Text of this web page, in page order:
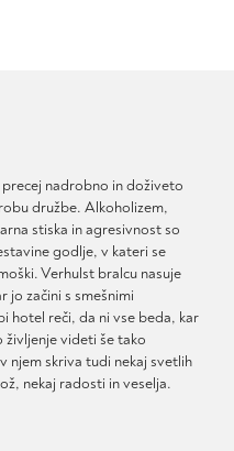
na
strani
izdelka
nadrobno in doživeto
družbe. Alkoholizem,
stiska in agresivnost so
godlje, v kateri se
Verhulst bralcu nasuje
jo začini s smešnimi
hotel reči, da ni vse beda, kar
življenje videti še tako
njem skriva tudi nekaj svetlih
nekaj radosti in veselja.